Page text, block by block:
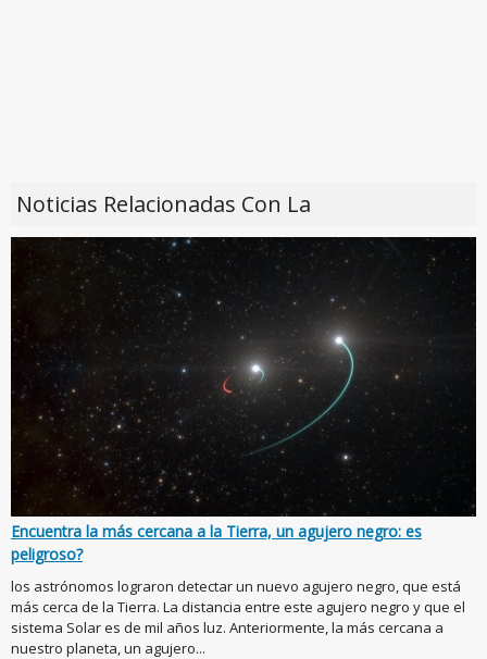
Noticias Relacionadas Con La
Encuentra la más cercana a la Tierra, un agujero negro: es
peligroso?
los astrónomos lograron detectar un nuevo agujero negro, que está
más cerca de la Tierra. La distancia entre este agujero negro y que el
sistema Solar es de mil años luz. Anteriormente, la más cercana a
nuestro planeta, un agujero...